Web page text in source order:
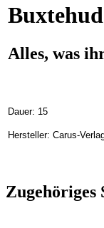
Alles, was
Dauer: 15
Hersteller: Carus-